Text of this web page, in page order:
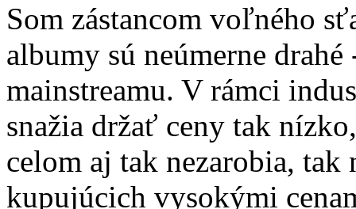
Som zástancom voľného
albumy sú neúmerne
mainstreamu. V rámci
snažia držať ceny tak
celom aj tak nezarobia, tak
kupujúcich vysokými